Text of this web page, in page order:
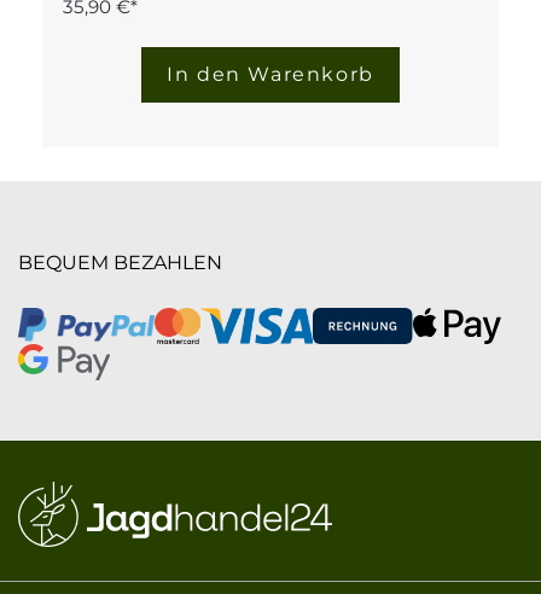
35,90 €*
In den Warenkorb
BEQUEM BEZAHLEN